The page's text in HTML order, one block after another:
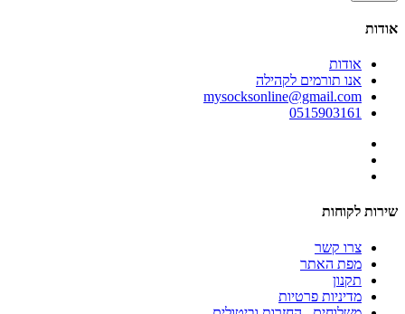
אודות
אודות
אנו תורמים לקהילה
mysocksonline@gmail.com
0515903161
שירות לקוחות
צרו קשר
מפת האתר
תקנון
מדיניות פרטיות